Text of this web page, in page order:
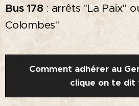
Bus 178: arrêts "La Paix"
Colombes"
Comment adhérer au
clique on te dit